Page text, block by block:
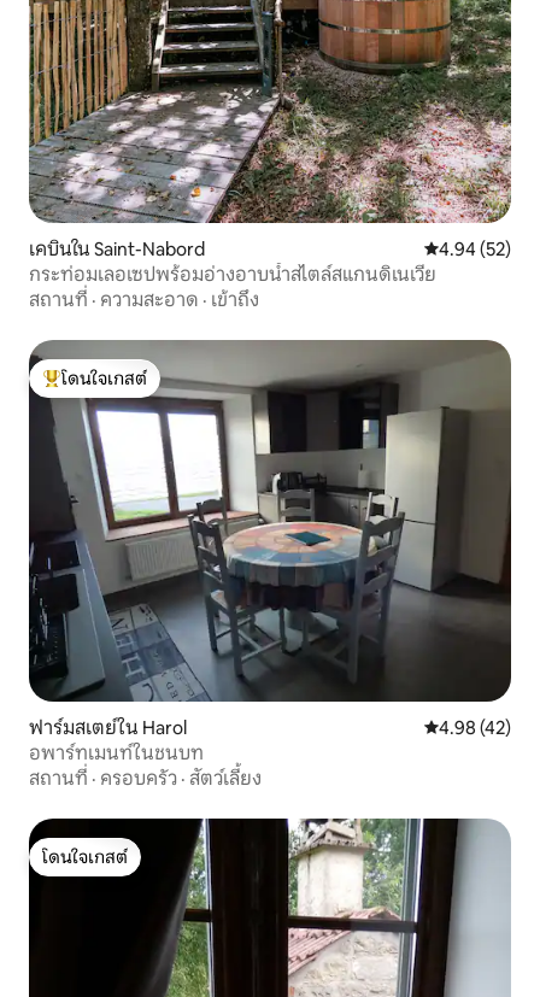
เคบินใน Saint-Nabord คะแนนเฉลี่ย
4.94 (52)
กระท่อมเลอเซปพร้อมอ่างอาบน้ำสไตล์สแกนดิเนเวีย
สถานที่ · ความสะอาด · เข้าถึง
โดนใจเกสต์ที่สุด
โดนใจเกสต์
ฟาร์มสเตย์ใน Harol คะแนนเฉลี่ย
4.98 (42)
อพาร์ทเมนท์ในชนบท
สถานที่ · ครอบครัว · สัตว์เลี้ยง
โดนใจเกสต์
โดนใจเกสต์